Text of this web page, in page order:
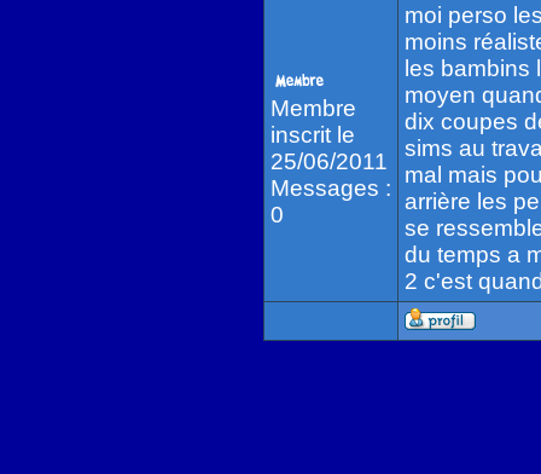
Membre
inscrit le
25/06/2011
Messages :
0
moi perso
moins
les bambins
moyen
dix coupes
sims au
mal mais
arrière les
se
du temps a
2 c'est